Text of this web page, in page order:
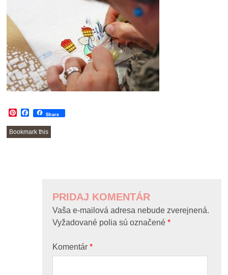
Pinterest
Facebook
Share
Bookmark this
PRIDAJ KOMENTÁR
Vaša e-mailová adresa nebude zverejnená.
Vyžadované polia sú označené*
Komentár*